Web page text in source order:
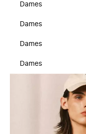
Dames
Dames
Dames
Dames